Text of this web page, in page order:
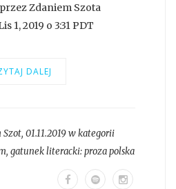
Zdaniem Szota
1, 2019 o 3:31 PDT
DALEJ
Szot, 01.11.2019 w kategorii
, gatunek literacki:proza polska